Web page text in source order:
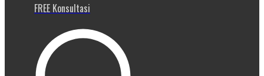
FREE Konsultasi